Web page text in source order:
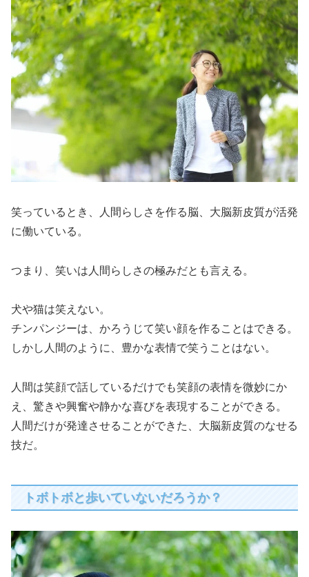
笑っているとき、人間らしさを作る脳、大脳新皮質が活発
に働いている。
つまり、笑いは人間らしさの極みだとも言える。
犬や猫は笑えない。
チンパンジーは、かろうじて笑い顔を作ることはできる。
しかし人間のように、豊かな表情で笑うことはない。
人間は笑顔で話しているだけでも笑顔の表情を微妙にか
え、驚きや興奮や静かな喜びを表現することができる。
人間だけが発達させることができた、大脳新皮質のなせる
技だ。
トボトボと歩いていないだろうか？